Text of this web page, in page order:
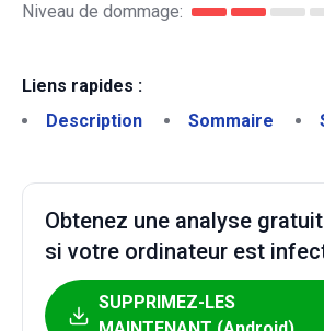
Niveau de dommage:
Liens rapides :
Description
Sommaire
Obtenez une analyse
si votre ordinateur est
SUPPRIMEZ-LES